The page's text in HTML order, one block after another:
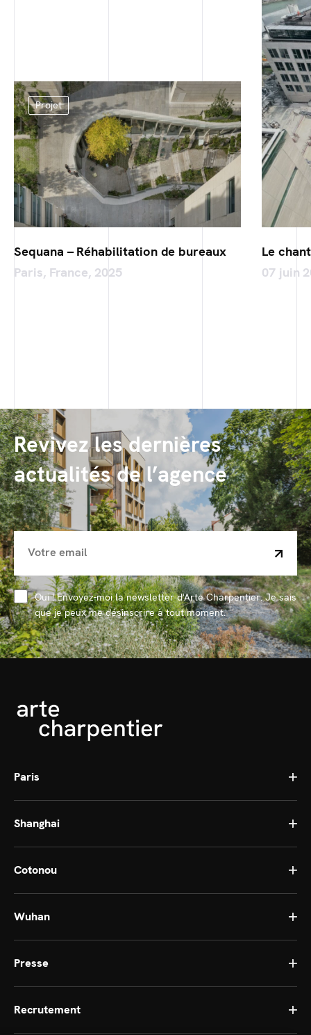
Projet
Sequana – Réhabilitation de bureaux
Paris, France, 2025
Le
07 juin
Revivez les dernières
actualités de l’agence
Oui ! Envoyez-moi la newsletter d'Arte Charpentier. Je sais
que je peux me désinscrire à tout moment.
Paris
Shanghai
Cotonou
Wuhan
Presse
Recrutement